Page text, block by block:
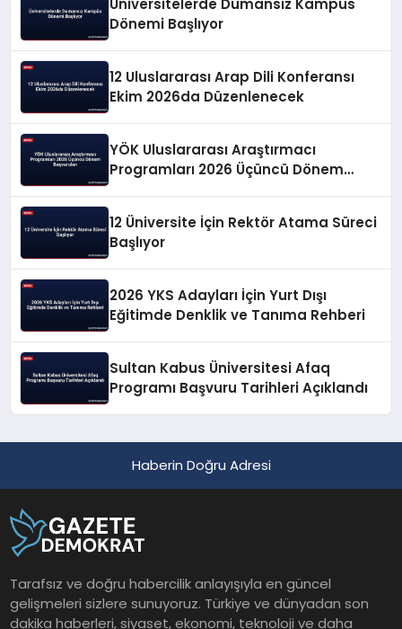
Üniversitelerde Dumansız Kampüs
Dönemi Başlıyor
12 Uluslararası Arap Dili Konferansı
Ekim 2026da Düzenlenecek
YÖK Uluslararası Araştırmacı
Programları 2026 Üçüncü Dönem
12 Üniversite İçin Rektör Atama Süreci
Başlıyor
2026 YKS Adayları İçin Yurt Dışı
Eğitimde Denklik ve Tanıma Rehberi
Sultan Kabus Üniversitesi Afaq
Programı Başvuru Tarihleri Açıklandı
Haberin Doğru Adresi
Tarafsız ve doğru habercilik anlayışıyla en güncel
gelişmeleri sizlere sunuyoruz. Türkiye ve dünyadan son
dakika haberleri, siyaset, ekonomi, teknoloji ve daha